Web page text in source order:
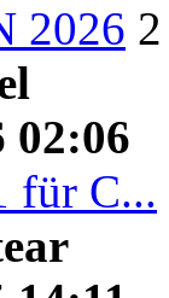
2026 2
02:06
für C...